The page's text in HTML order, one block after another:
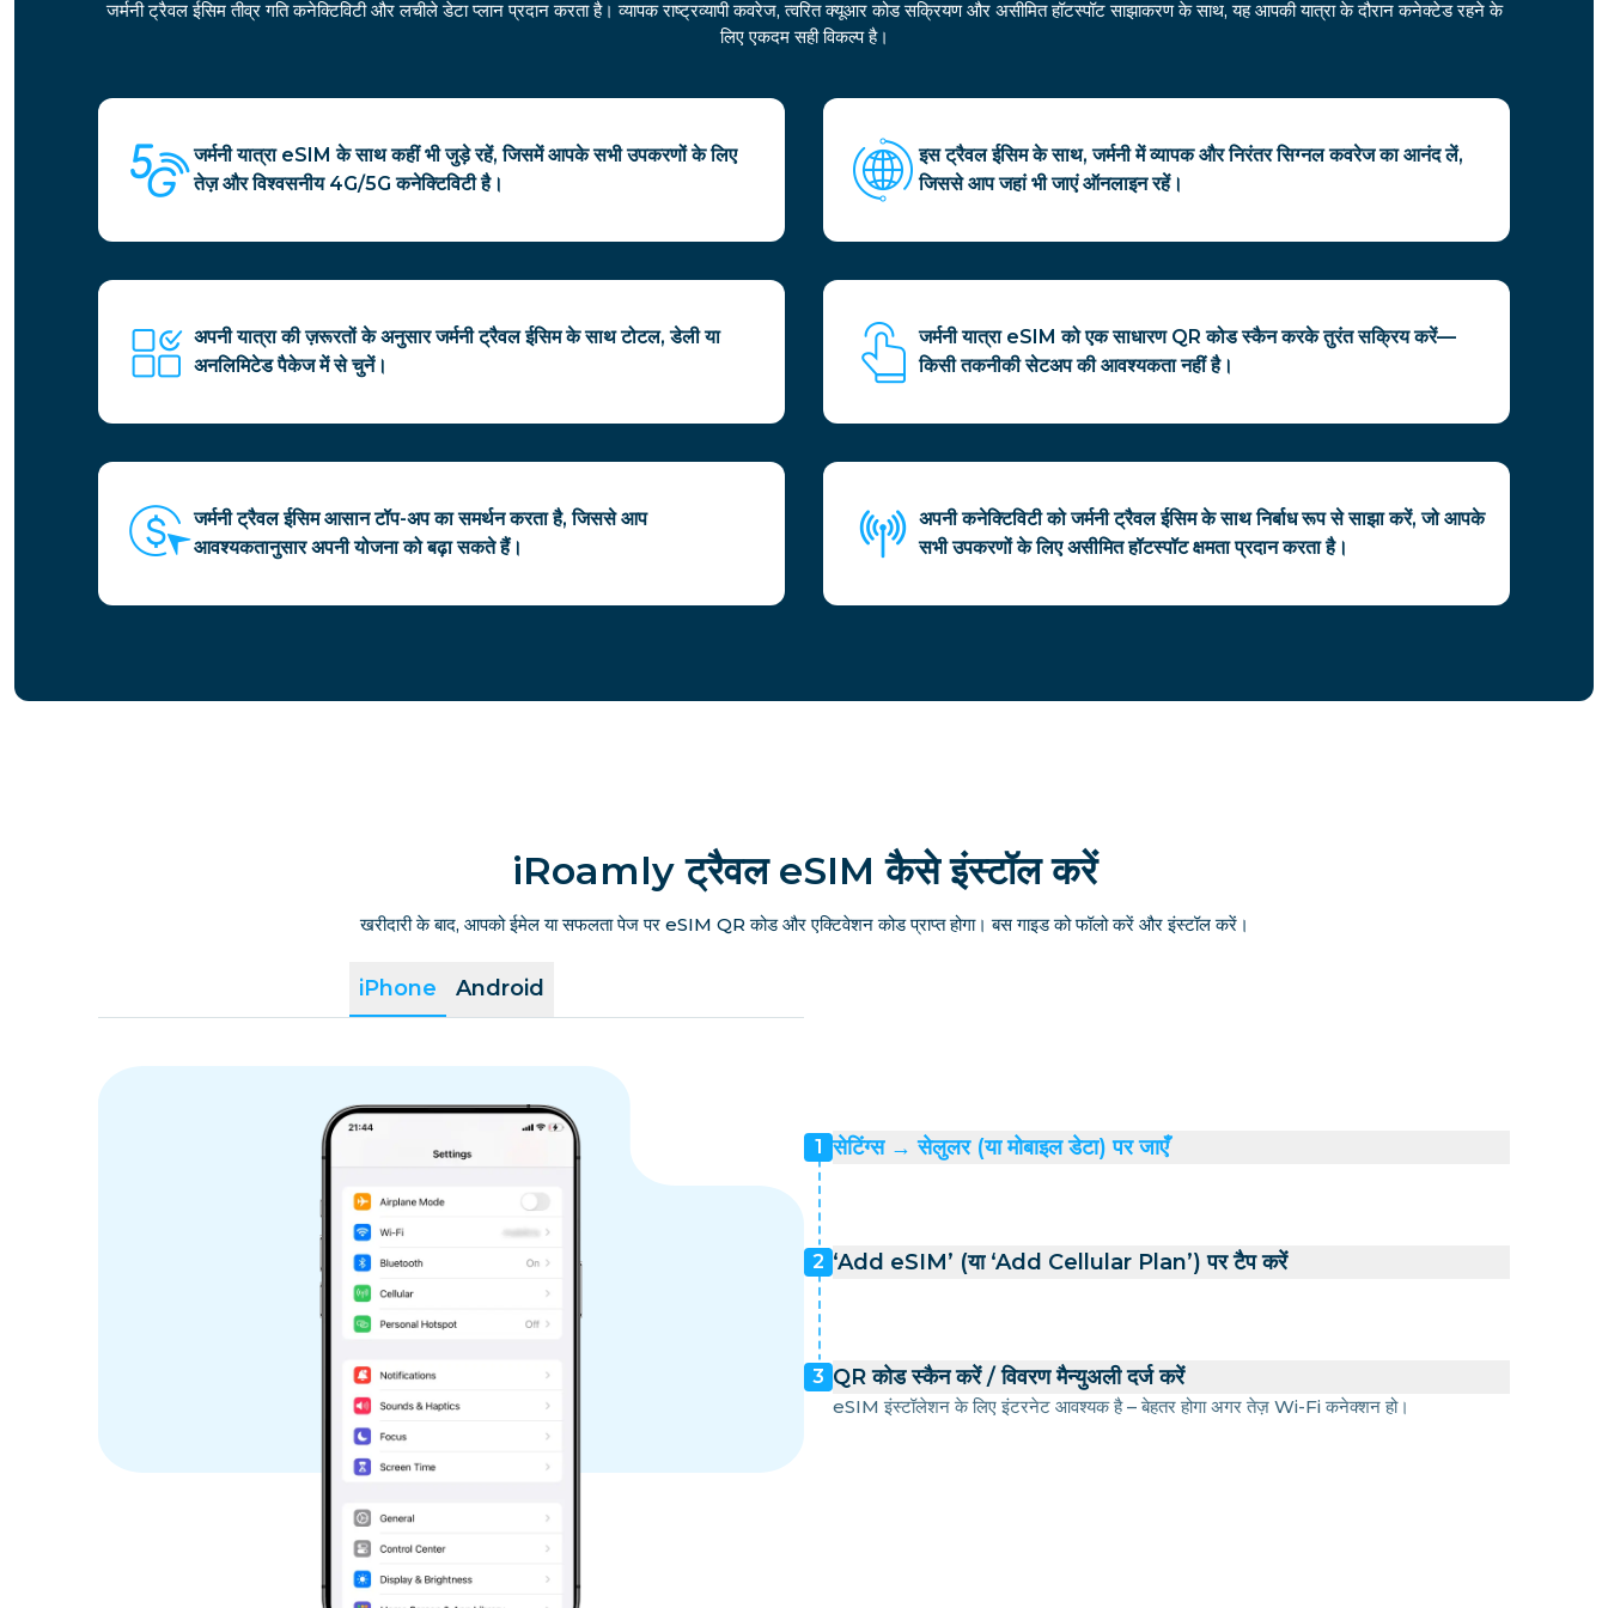
जर्मनी ट्रैवल ईसिम तीव्र गति कनेक्टिविटी और लचीले डेटा प्लान प्रदान करता है। व्यापक राष्ट्रव्यापी कवरेज, त्वरित क्यूआर कोड सक्रियण और असीमित हॉटस्पॉट साझाकरण के साथ, यह आपकी यात्रा के दौरान कनेक्टेड रहने के
लिए एकदम सही विकल्प है।
जर्मनी यात्रा eSIM के साथ कहीं भी जुड़े रहें, जिसमें आपके सभी उपकरणों के लिए
तेज़ और विश्वसनीय 4G/5G कनेक्टिविटी है।
इस ट्रैवल ईसिम के साथ, जर्मनी में व्यापक और निरंतर सिग्नल कवरेज का आनंद लें,
जिससे आप जहां भी जाएं ऑनलाइन रहें।
अपनी यात्रा की ज़रूरतों के अनुसार जर्मनी ट्रैवल ईसिम के साथ टोटल, डेली या
अनलिमिटेड पैकेज में से चुनें।
जर्मनी यात्रा eSIM को एक साधारण QR कोड स्कैन करके तुरंत सक्रिय करें—
किसी तकनीकी सेटअप की आवश्यकता नहीं है।
जर्मनी ट्रैवल ईसिम आसान टॉप-अप का समर्थन करता है, जिससे आप
आवश्यकतानुसार अपनी योजना को बढ़ा सकते हैं।
अपनी कनेक्टिविटी को जर्मनी ट्रैवल ईसिम के साथ निर्बाध रूप से साझा करें, जो आपके
सभी उपकरणों के लिए असीमित हॉटस्पॉट क्षमता प्रदान करता है।
iRoamly ट्रैवल eSIM कैसे इंस्टॉल करें
खरीदारी के बाद, आपको ईमेल या सफलता पेज पर eSIM QR कोड और एक्टिवेशन कोड प्राप्त होगा। बस गाइड को फॉलो करें और इंस्टॉल करें।
iPhone Android
1 सेटिंग्स → सेलुलर (या मोबाइल डेटा) पर जाएँ
2 ‘Add eSIM’ (या ‘Add Cellular Plan’) पर टैप करें
3 QR कोड स्कैन करें / विवरण मैन्युअली दर्ज करें
eSIM इंस्टॉलेशन के लिए इंटरनेट आवश्यक है – बेहतर होगा अगर तेज़ Wi-Fi कनेक्शन हो।